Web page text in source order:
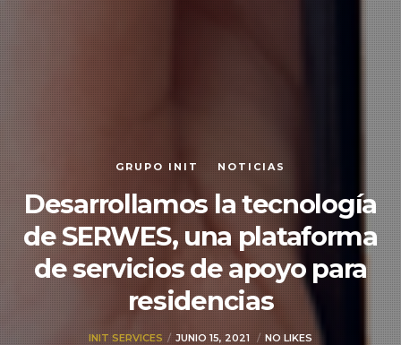
GRUPO INIT NOTICIAS
Desarrollamos la tecnología
de SERWES, una plataforma
de servicios de apoyo para
residencias
INIT SERVICES JUNIO 15, 2021 NO LIKES